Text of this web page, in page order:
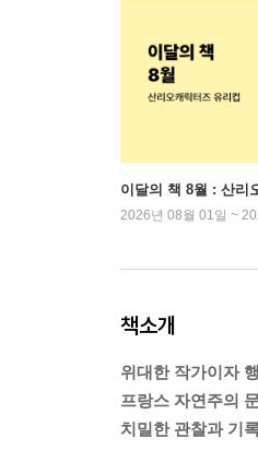
이달의 책 8월 : 산리
2026년 08월 01일 ~
책소개
위대한 작가이자
프랑스 자연주의
치밀한 관찰과 기